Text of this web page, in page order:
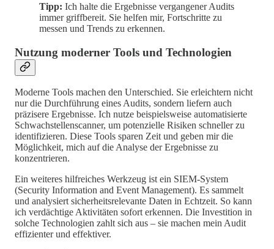
Tipp: Ich halte die Ergebnisse vergangener Audits
immer griffbereit. Sie helfen mir, Fortschritte zu
messen und Trends zu erkennen.
Nutzung moderner Tools und Technologien
Moderne Tools machen den Unterschied. Sie erleichtern nicht
nur die Durchführung eines Audits, sondern liefern auch
präzisere Ergebnisse. Ich nutze beispielsweise automatisierte
Schwachstellenscanner, um potenzielle Risiken schneller zu
identifizieren. Diese Tools sparen Zeit und geben mir die
Möglichkeit, mich auf die Analyse der Ergebnisse zu
konzentrieren.
Ein weiteres hilfreiches Werkzeug ist ein SIEM-System
(Security Information and Event Management). Es sammelt
und analysiert sicherheitsrelevante Daten in Echtzeit. So kann
ich verdächtige Aktivitäten sofort erkennen. Die Investition in
solche Technologien zahlt sich aus – sie machen mein Audit
effizienter und effektiver.